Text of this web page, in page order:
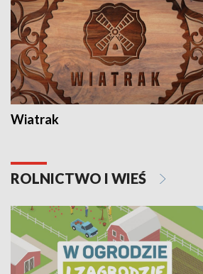
Wiatrak
ROLNICTWO I WIEŚ